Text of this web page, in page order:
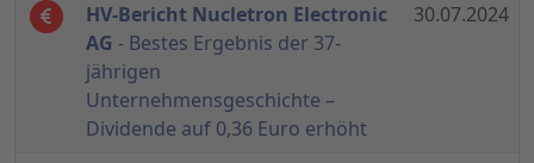
HV-Bericht Nucletron Electronic
AG - Bestes Ergebnis der 37-
jährigen
Unternehmensgeschichte –
Dividende auf 0,36 Euro erhöht
30.07.2024